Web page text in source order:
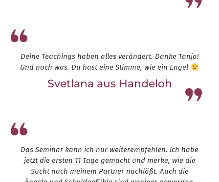
Deine Teachings haben alles verändert. Danke Tanja!
Und noch was. Du hast eine Stimme, wie ein Engel
Svetlana aus Handeloh
Das Seminar kann ich nur weiterempfehlen. Ich habe
jetzt die ersten 11 Tage gemacht und merke, wie die
Sucht nach meinem Partner nachläßt. Auch die